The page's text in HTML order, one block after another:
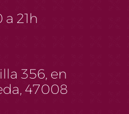
a 21h
356, en
47008